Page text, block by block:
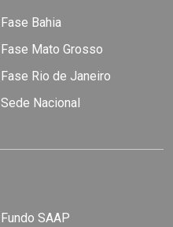
Fase Bahia
Fase Mato Grosso
Fase Rio de Janeiro
Sede Nacional
Fundo SAAP